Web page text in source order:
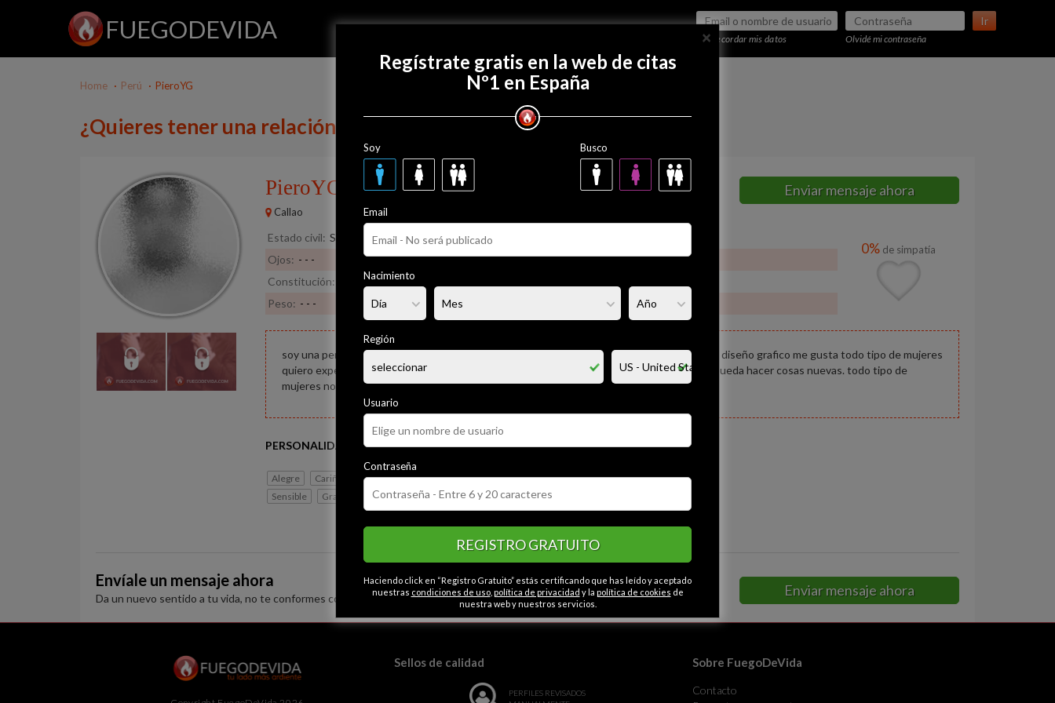
FUEGODEVIDA Ir
Recordar mis datos Olvidé mi contraseña
Regístrate gratis
Home Perú PieroYG
¿Quieres tener una relación con PieroYG?
PieroYG
31 años
Callao
Enviar mensaje ahora
Estado civil: Soltero
Ojos: - - - Pelo: Moreno
Constitución:
Deportista
Peso: - - -
0% de simpatía
soy una persona muy respetosa, deportista, con muchas fantacias tengo 23 años. estudio diseño grafico me gusta todo tipo de mujeres
quiero experimentar y vivir la vida. con muchas ganas de conocer alguna mujer con la que pueda hacer cosas nuevas. todo tipo de
mujeres no importa la edad solo la proporcion del cuerpo ummmm.
PERSONALIDAD
Alegre Cariñoso Educado Simpático Espontáneo
Tímido
Sensible
Gracioso Caballeroso
CATEGORÍAS
Contactos en Callao
Envíale un mensaje ahora
Da un nuevo sentido a tu vida, no te conformes con la monotonía. Enviar mensaje ahora
×
Regístrate gratis en la web de citas
Nº1 en España
Soy Busco
Email
Nacimiento
Región
Usuario
Contraseña
REGISTRO GRATUITO
Haciendo click en “Registro Gratuito” estás certificando que has leído y aceptado
nuestras condiciones de uso, política de privacidad y la política de cookies de
nuestra web y nuestros servicios.
Sellos de calidad
PERFILES REVISADOS
Sobre FuegoDeVida
Contacto